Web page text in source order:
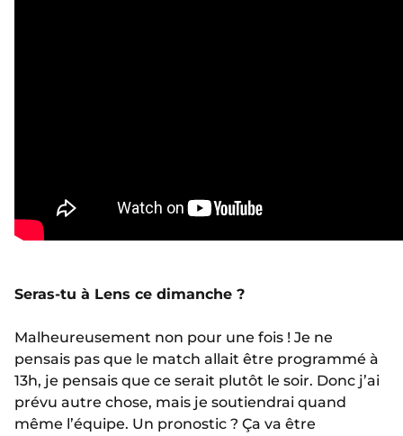
Seras-tu à Lens ce dimanche ?
Malheureusement non pour une fois ! Je ne
pensais pas que le match allait être programmé à
13h, je pensais que ce serait plutôt le soir. Donc j’ai
prévu autre chose, mais je soutiendrai quand
même l’équipe. Un pronostic ? Ça va être